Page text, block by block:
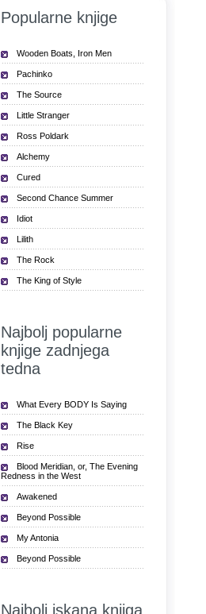
Popularne knjige
Wooden Boats, Iron Men
Pachinko
The Source
Little Stranger
Ross Poldark
Alchemy
Cured
Second Chance Summer
Idiot
Lilith
The Rock
The King of Style
Najbolj popularne
knjige zadnjega
tedna
What Every BODY Is Saying
The Black Key
Rise
Blood Meridian, or, The Evening
Redness in the West
Awakened
Beyond Possible
My Antonia
Beyond Possible
Najbolj iskana knjiga